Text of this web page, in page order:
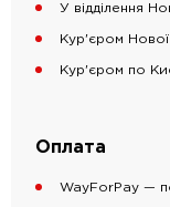
У відділення
Кур'єром
Кур'єром по
Оплата
WayForPay —